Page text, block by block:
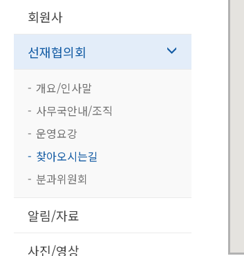
회원사
선재협의회
개요/인사말
사무국안내/조직
운영요강
찾아오시는길
분과위원회
알림/자료
사진/영상